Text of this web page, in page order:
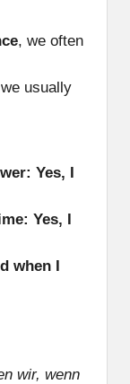
, we often
usually
Yes, I
Yes, I
when I
wir, wenn